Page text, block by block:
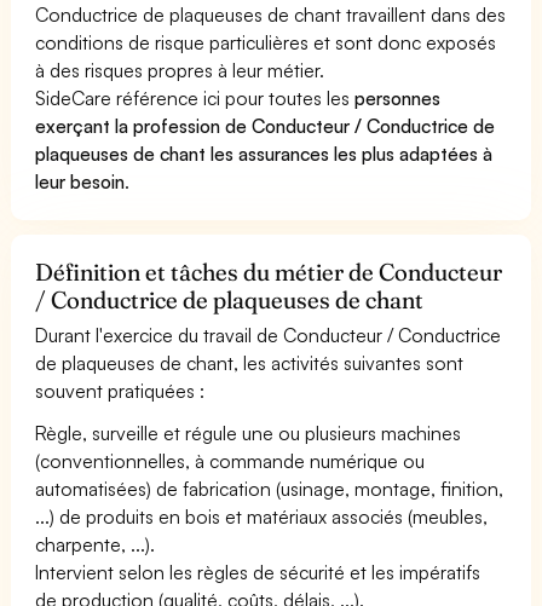
Conductrice de plaqueuses de chant travaillent dans des
conditions de risque particulières et sont donc exposés
à des risques propres à leur métier.
SideCare référence ici pour toutes lespersonnes
exerçant la profession de Conducteur / Conductrice de
plaqueuses de chant les assurances les plus adaptées à
leur besoin.
Définition et tâches du métier de Conducteur
/ Conductrice de plaqueuses de chant
Durant l'exercice du travail de Conducteur / Conductrice
de plaqueuses de chant, les activités suivantes sont
souvent pratiquées :
Règle, surveille et régule une ou plusieurs machines
(conventionnelles, à commande numérique ou
automatisées) de fabrication (usinage, montage, finition,
...) de produits en bois et matériaux associés (meubles,
charpente, ...).
Intervient selon les règles de sécurité et les impératifs
de production (qualité, coûts, délais, ...).